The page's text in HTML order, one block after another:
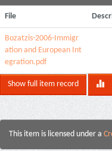
File
Bozatzis-2006-Immigr
ation and European Int
egration.pdf
Show full item record
This item is licensed under a